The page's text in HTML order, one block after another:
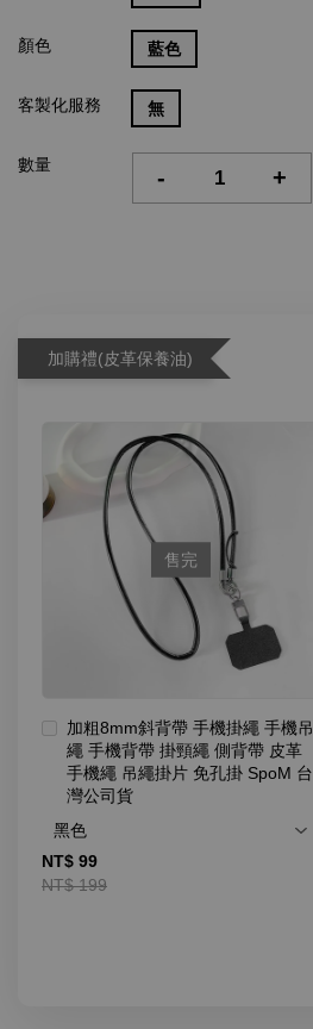
顏色 藍色
客製化服務 無
數量 - +
加購禮(皮革保養油)
售完
加粗8mm斜背帶 手機掛繩 手機吊
繩 手機背帶 掛頸繩 側背帶 皮革
手機繩 吊繩掛片 免孔掛 SpoM 台
灣公司貨
NT$ 99
NT$ 199